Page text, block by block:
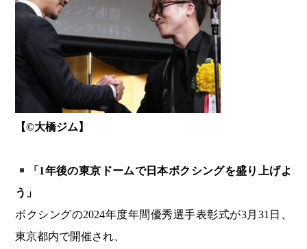
【©︎大橋ジム】
「1年後の東京ドームで日本ボクシングを盛り上げよ
う」
ボクシングの2024年度年間優秀選手表彰式が3月31日、
東京都内で開催され、